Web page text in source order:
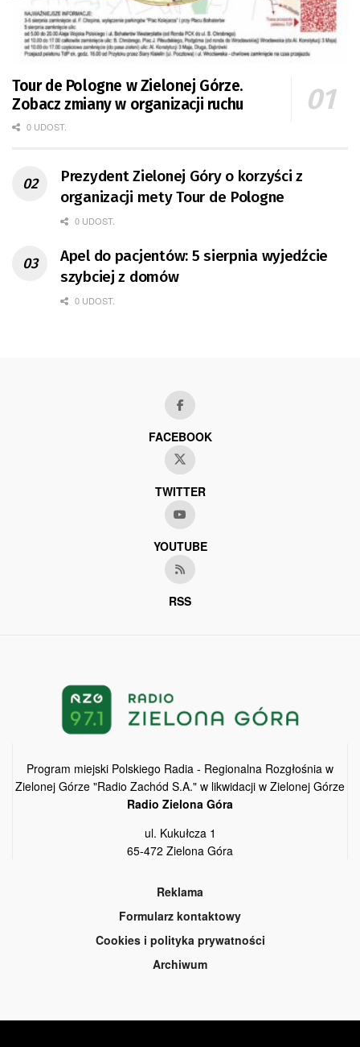
Tour de Pologne w Zielonej Górze.
Zobacz zmiany w organizacji ruchu
0 UDOST.
Prezydent Zielonej Góry o korzyści z
organizacji mety Tour de Pologne
0 UDOST.
Apel do pacjentów: 5 sierpnia wyjedźcie
szybciej z domów
0 UDOST.
FACEBOOK
TWITTER
YOUTUBE
RSS
Program miejski Polskiego Radia - Regionalna Rozgłośnia w
Zielonej Górze "Radio Zachód S.A." w likwidacji w Zielonej Górze
Radio Zielona Góra
ul. Kukułcza 1
65-472 Zielona Góra
Reklama
Formularz kontaktowy
Cookies i polityka prywatności
Archiwum